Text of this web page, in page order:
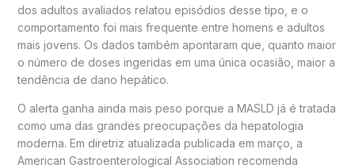
dos adultos avaliados relatou episódios desse tipo, e o
comportamento foi mais frequente entre homens e adultos
mais jovens. Os dados também apontaram que, quanto maior
o número de doses ingeridas em uma única ocasião, maior a
tendência de dano hepático.
O alerta ganha ainda mais peso porque a MASLD já é tratada
como uma das grandes preocupações da hepatologia
moderna. Em diretriz atualizada publicada em março, a
American Gastroenterological Association recomenda